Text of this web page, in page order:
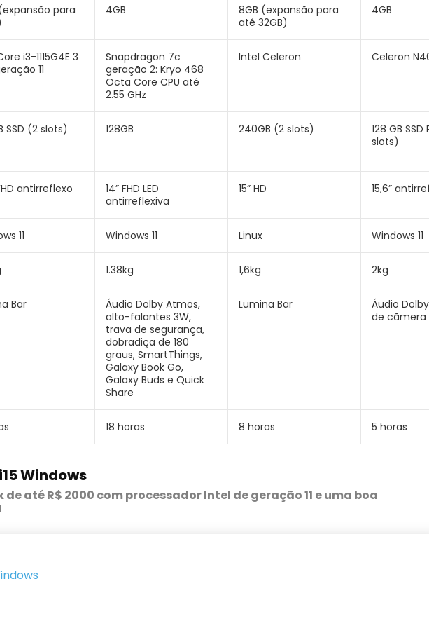
para
i3-1115G4E ‎3
11
SSD (2 slots)
antirreflexo
11
Bar
4GB
Snapdragon 7c
geração 2: Kryo 468
Octa Core CPU até
2.55 GHz
128GB
14” FHD LED
antirreflexiva
Windows 11
1.38kg
Áudio Dolby Atmos,
alto-falantes 3W,
trava de segurança,
dobradiça de 180
graus, SmartThings,
Galaxy Book Go,
Galaxy Buds e Quick
Share
18 horas
8GB (expansão para
até 32GB)
Intel Celeron
240GB (2 slots)
15” HD
Linux
1,6kg
Lumina Bar
8 horas
4GB
Celeron
128 GB SSD
slots)
15,6”
Windows 11
2kg
Áudio
de cãmera
5 horas
Windows
até R$ 2000 com processador Intel de geração 11 e uma boa